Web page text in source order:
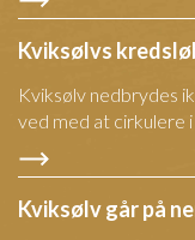
Kviksølvs
Kviksølv nedbrydes
ved med at cirkulere
Kviksølv går på